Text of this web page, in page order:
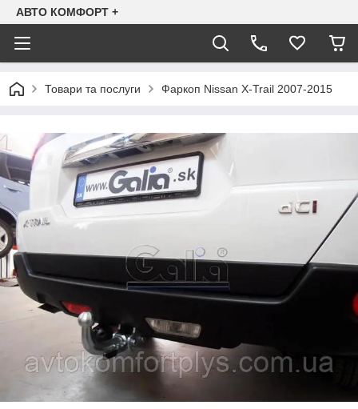
АВТО КОМФОРТ +
Товари та послуги Фаркоп Nissan X-Trail 2007-2015